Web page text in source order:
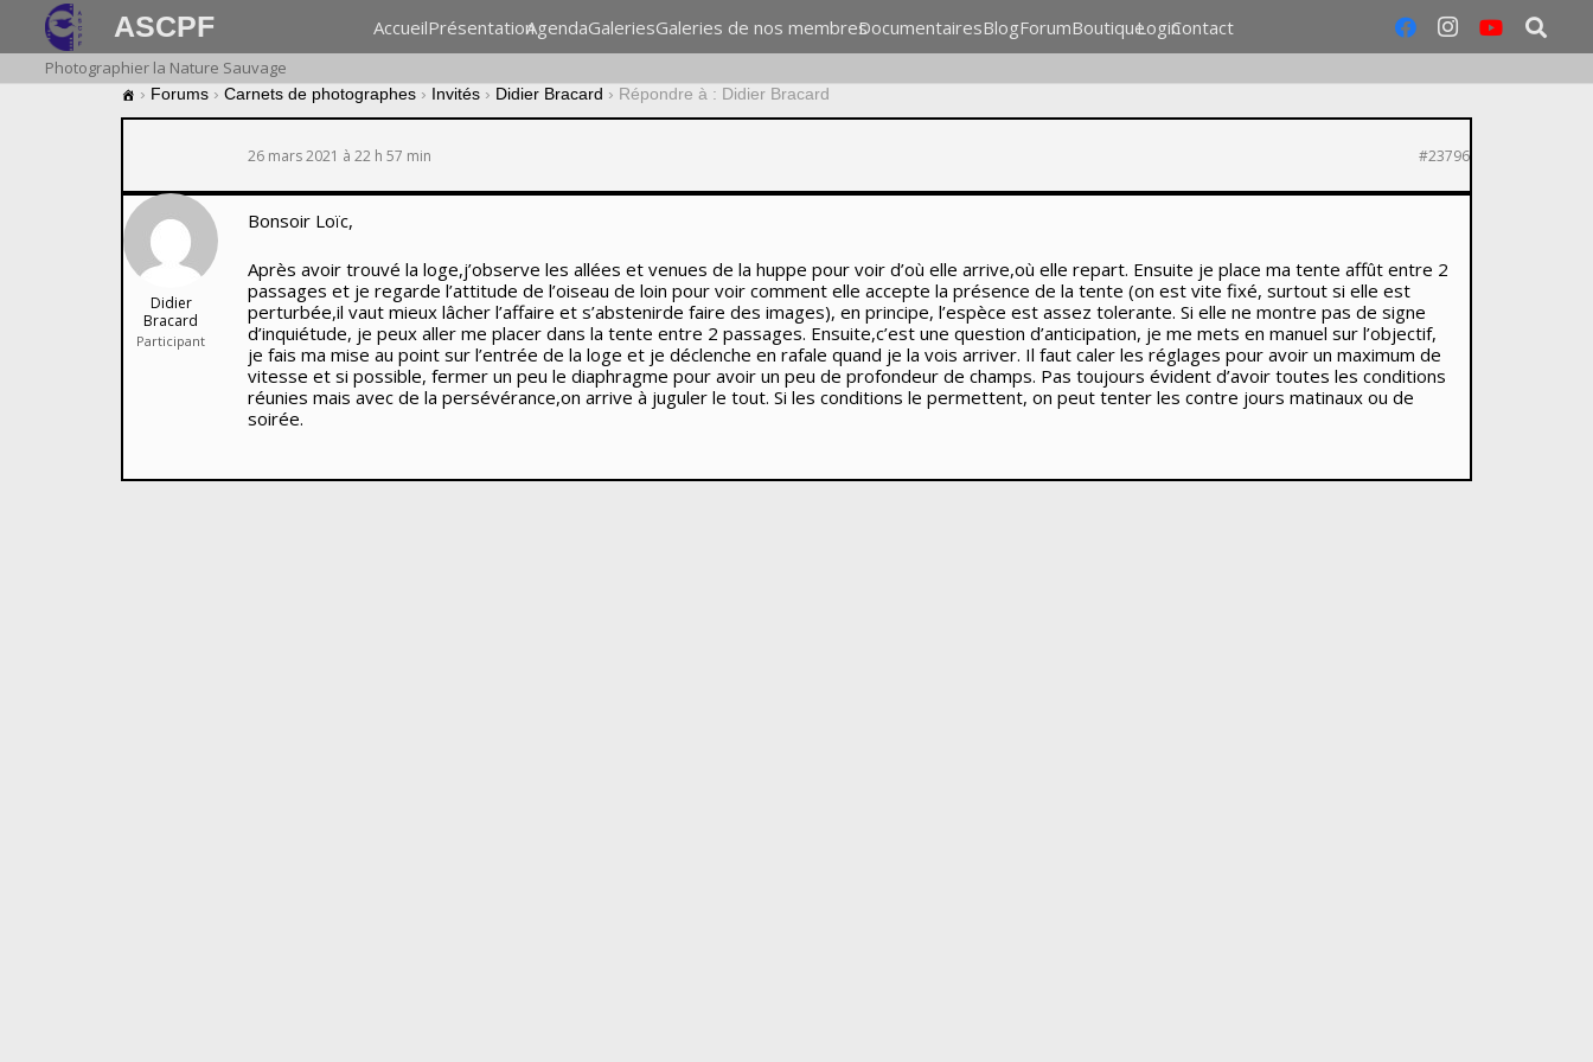
ASCPF AccueilPrésentationAgendaGaleriesGaleries de nos membresDocumentairesBlogForumBoutiqueLoginContact
Photographier la Nature Sauvage
› Forums › Carnets de photographes › Invités › Didier Bracard › Répondre à : Didier Bracard
26 mars 2021 à 22 h 57 min #23796
Didier
Bracard
Participant
Bonsoir Loïc,
Après avoir trouvé la loge,j’observe les allées et venues de la huppe pour voir d’où elle arrive,où elle repart. Ensuite je place ma tente affût entre 2
passages et je regarde l’attitude de l’oiseau de loin pour voir comment elle accepte la présence de la tente (on est vite fixé, surtout si elle est
perturbée,il vaut mieux lâcher l’affaire et s’abstenirde faire des images), en principe, l’espèce est assez tolerante. Si elle ne montre pas de signe
d’inquiétude, je peux aller me placer dans la tente entre 2 passages. Ensuite,c’est une question d’anticipation, je me mets en manuel sur l’objectif,
je fais ma mise au point sur l’entrée de la loge et je déclenche en rafale quand je la vois arriver. Il faut caler les réglages pour avoir un maximum de
vitesse et si possible, fermer un peu le diaphragme pour avoir un peu de profondeur de champs. Pas toujours évident d’avoir toutes les conditions
réunies mais avec de la persévérance,on arrive à juguler le tout. Si les conditions le permettent, on peut tenter les contre jours matinaux ou de
soirée.